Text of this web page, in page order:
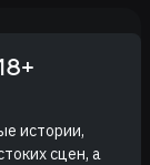
истории,
сцен, а